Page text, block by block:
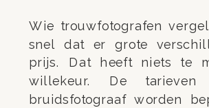
Wie trouwfotografen
snel dat er grote
prijs. Dat heeft niets te
willekeur. De
bruidsfotograaf worden